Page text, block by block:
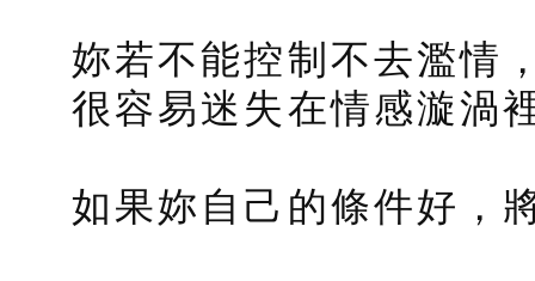
妳若不能控制不去濫情
很容易迷失在情感漩渦
如果妳自己的條件好，